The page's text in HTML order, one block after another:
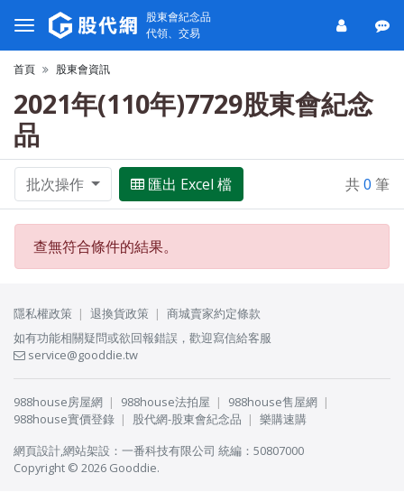
股東會紀念品
代領、交易
首頁 股東會資訊
2021年(110年)7729股東會紀念
品
批次操作 匯出 Excel 檔 共0 筆
查無符合條件的結果。
隱私權政策 退換貨政策
商城賣家約定條款
如有功能相關疑問或欲回報錯誤，歡迎寫信給客服
service@gooddie.tw
988house房屋網 988house法拍屋
988house售屋網
988house實價登錄
股代網-股東會紀念品
樂購速購
網頁設計,網站架設 ： 一番科技有限公司 統編：50807000
Copyright © 2026 Gooddie.